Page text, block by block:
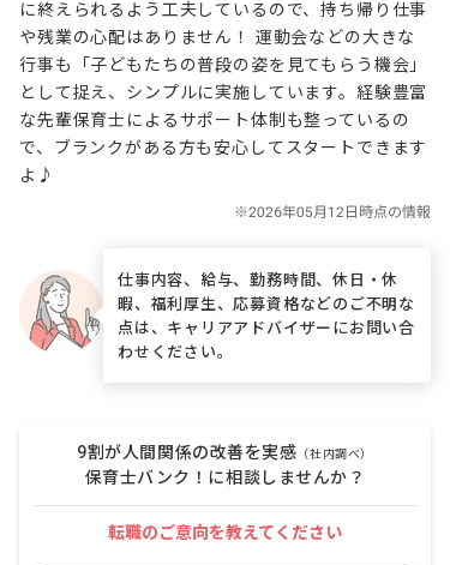
に終えられるよう工夫しているので、持ち帰り仕事
や残業の心配はありません！ 運動会などの大きな
行事も「子どもたちの普段の姿を見てもらう機会」
として捉え、シンプルに実施しています。経験豊富
な先輩保育士によるサポート体制も整っているの
で、ブランクがある方も安心してスタートできます
よ♪
仕事内容、給与、勤務時間、休日・休
暇、福利厚生、応募資格などのご不明な
点は、キャリアアドバイザーにお問い合
わせください。
9割が人間関係の改善を実感 （社内調べ）
保育士バンク！に相談しませんか？
転職のご意向を教えてください